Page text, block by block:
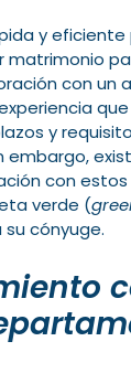
y
con un
y
embargo,
con
verde (
cónyuge.